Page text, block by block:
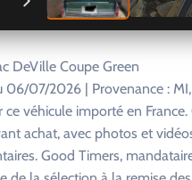
DeVille Coupe Green
06/07/2026 | Provenance :
véhicule importé en
achat, avec photos et
Good Timers,